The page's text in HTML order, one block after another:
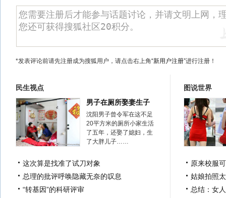
*发表评论前请先注册成为搜狐用户，请点击右上角“新用户注册”进行注册！
民生视点
男子在厕所娶妻生子
沈阳男子曾令军在这不足
20平方米的厕所小家生活
了五年，还娶了媳妇，生
了大胖儿子……
这次算是找准了试刀对象
总理的批评呼唤隐藏无奈的叹息
“转基因”的科研评审
图说世界
原来校服
姑娘拍照
总结：女